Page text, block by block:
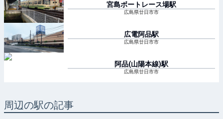
宮島ボートレース場駅
広島県廿日市市
広電阿品駅
広島県廿日市市
阿品(山陽本線)駅
広島県廿日市市
周辺の駅の記事